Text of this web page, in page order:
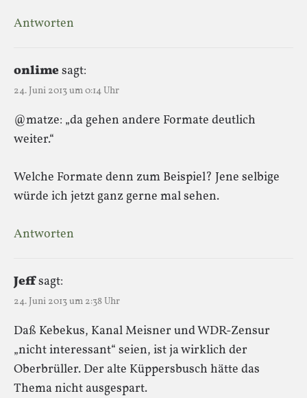
Antworten
onlimesagt:
24. Juni 2013 um 0:14 Uhr
@matze: „da gehen andere Formate deutlich
weiter.“
Welche Formate denn zum Beispiel? Jene selbige
würde ich jetzt ganz gerne mal sehen.
Antworten
Jeffsagt:
24. Juni 2013 um 2:38 Uhr
Daß Kebekus, Kanal Meisner und WDR-Zensur
„nicht interessant“ seien, ist ja wirklich der
Oberbrüller. Der alte Küppersbusch hätte das
Thema nicht ausgespart.